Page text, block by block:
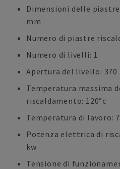
Dimensioni delle
mm
Numero di piastre
Numero di livelli: 1
Apertura del livello: 370
Temperatura massima
riscaldamento: 120°c
Temperatura di lavoro:
Potenza elettrica di
kw
Tensione di